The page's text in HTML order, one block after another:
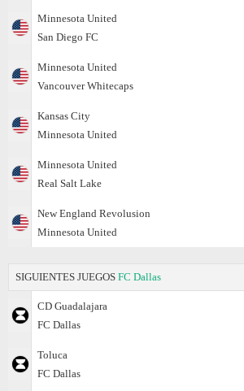
Minnesota United
San Diego FC
Minnesota United
Vancouver Whitecaps
Kansas City
Minnesota United
Minnesota United
Real Salt Lake
New England Revolusion
Minnesota United
SIGUIENTES JUEGOS FC Dallas
CD Guadalajara
FC Dallas
Toluca
FC Dallas